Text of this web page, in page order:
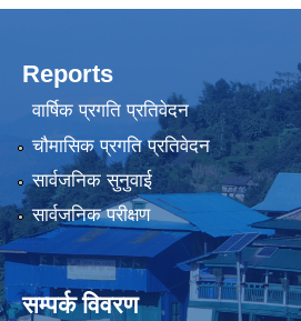
Reports
वार्षिक प्रगति प्रतिवेदन
चौमासिक प्रगति प्रतिवेदन
सार्वजनिक सुनुवाई
सार्वजनिक परीक्षण
सम्पर्क विवरण